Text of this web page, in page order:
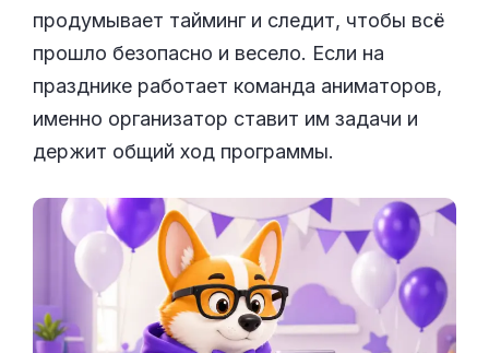
продумывает тайминг и следит, чтобы всё
прошло безопасно и весело. Если на
празднике работает команда аниматоров,
именно организатор ставит им задачи и
держит общий ход программы.